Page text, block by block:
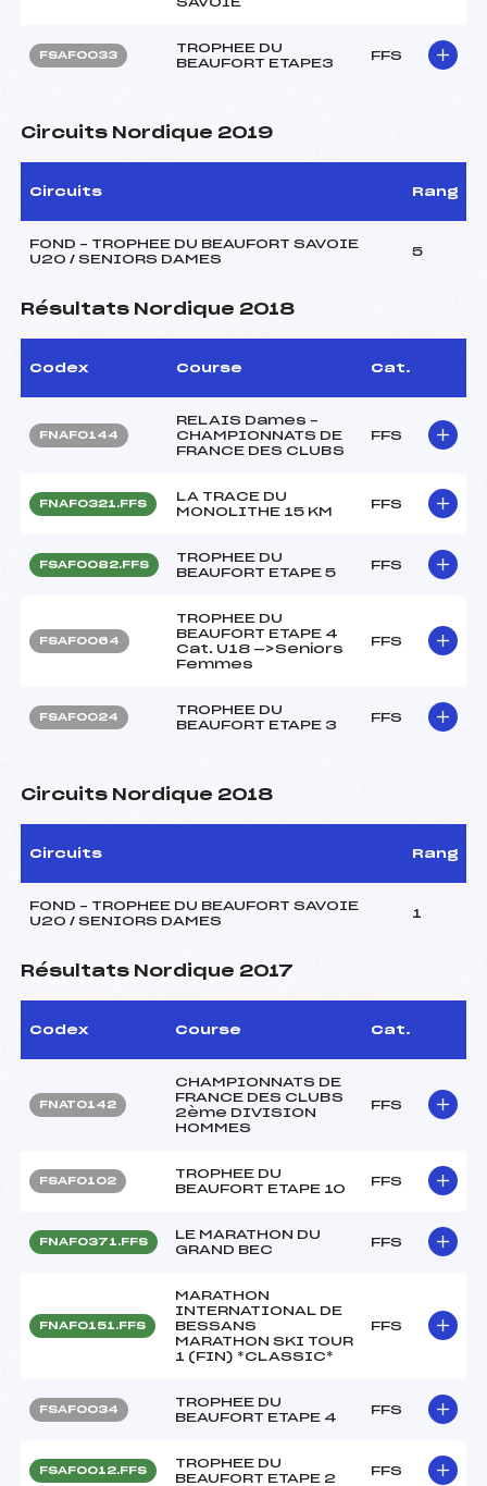
FSAF0033
TROPHEE DU
BEAUFORT ETAPE3
FFS
Circuits Nordique 2019
Circuits Rang
FOND – TROPHEE DU BEAUFORT SAVOIE
U20 / SENIORS DAMES
5
Résultats Nordique 2018
Codex Course Cat.
FNAF0144
RELAIS Dames –
CHAMPIONNATS DE
FRANCE DES CLUBS
FFS
FNAF0321.FFS
LA TRACE DU
MONOLITHE 15 KM
FFS
FSAF0082.FFS
TROPHEE DU
BEAUFORT ETAPE 5
FFS
FSAF0064
TROPHEE DU
BEAUFORT ETAPE 4
Cat. U18 —>Seniors
Femmes
FFS
FSAF0024
TROPHEE DU
BEAUFORT ETAPE 3
FFS
Circuits Nordique 2018
Circuits Rang
FOND – TROPHEE DU BEAUFORT SAVOIE
U20 / SENIORS DAMES
1
Résultats Nordique 2017
Codex Course Cat.
FNAT0142
CHAMPIONNATS DE
FRANCE DES CLUBS
2ème DIVISION
HOMMES
FFS
FSAF0102
TROPHEE DU
BEAUFORT ETAPE 10
FFS
FNAF0371.FFS
LE MARATHON DU
GRAND BEC
FFS
FNAF0151.FFS
MARATHON
INTERNATIONAL DE
BESSANS
MARATHON SKI TOUR
1 (FIN) *CLASSIC*
FFS
FSAF0034
TROPHEE DU
BEAUFORT ETAPE 4
FFS
FSAF0012.FFS
TROPHEE DU
BEAUFORT ETAPE 2
FFS